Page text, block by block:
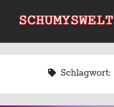
Schumyswelt
Sidebar
Suche
Schlagwort: